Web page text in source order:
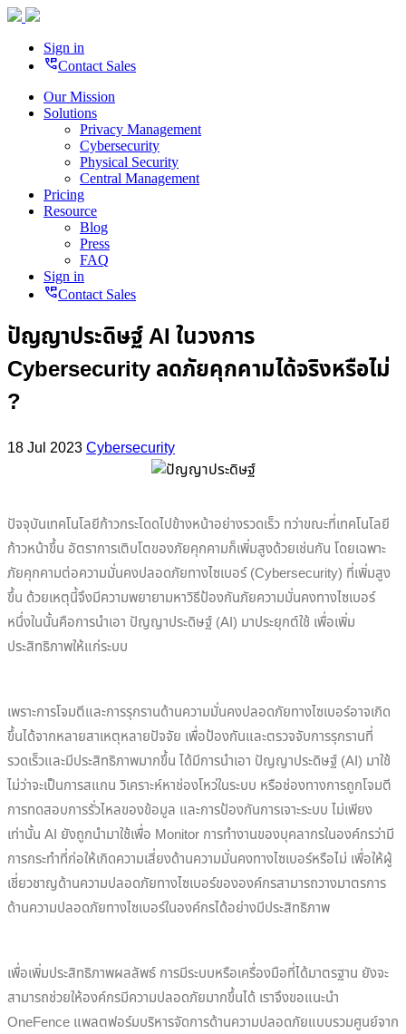
Sign in
perm_phone_msgContact Sales
Our Mission
Solutions
Privacy Management
Cybersecurity
Physical Security
Central Management
Pricing
Resource
Blog
Press
FAQ
Sign in
perm_phone_msgContact Sales
ปัญญาประดิษฐ์ AI ในวงการ
Cybersecurity ลดภัยคุกคามได้จริงหรือไม่
?
18 Jul 2023Cybersecurity
ปัจจุบันเทคโนโลยีก้าวกระโดดไปข้างหน้าอย่างรวดเร็ว ทว่าขณะที่เทคโนโลยี
ก้าวหน้าขึ้น อัตราการเติบโตของภัยคุกคามก็เพิ่มสูงด้วยเช่นกัน โดยเฉพาะ
ภัยคุกคามต่อความมั่นคงปลอดภัยทางไซเบอร์ (Cybersecurity) ที่เพิ่มสูง
ขึ้น ด้วยเหตุนี้จึงมีความพยายามหาวิธีป้องกันภัยความมั่นคงทางไซเบอร์
หนึ่งในนั้นคือการนำเอา ปัญญาประดิษฐ์ (AI) มาประยุกต์ใช้ เพื่อเพิ่ม
ประสิทธิภาพให้แก่ระบบ
เพราะการโจมตีและการรุกรานด้านความมั่นคงปลอดภัยทางไซเบอร์อาจเกิด
ขึ้นได้จากหลายสาเหตุหลายปัจจัย เพื่อป้องกันและตรวจจับการรุกรานที่
รวดเร็วและมีประสิทธิภาพมากขึ้น ได้มีการนำเอา ปัญญาประดิษฐ์ (AI) มาใช้
ไม่ว่าจะเป็นการสแกน วิเคราะห์หาช่องโหว่ในระบบ หรือช่องทางการถูกโจมตี
การทดสอบการรั่วไหลของข้อมูล และการป้องกันการเจาะระบบ ไม่เพียง
เท่านั้น AI ยังถูกนำมาใช้เพื่อ Monitor การทำงานของบุคลากรในองค์กรว่ามี
การกระทำที่ก่อให้เกิดความเสี่ยงด้านความมั่นคงทางไซเบอร์หรือไม่ เพื่อให้ผู้
เชี่ยวชาญด้านความปลอดภัยทางไซเบอร์ขององค์กรสามารถวางมาตรการ
ด้านความปลอดภัยทางไซเบอร์ในองค์กรได้อย่างมีประสิทธิภาพ
เพื่อเพิ่มประสิทธิภาพผลลัพธ์ การมีระบบหรือเครื่องมือที่ได้มาตรฐาน ยังจะ
สามารถช่วยให้องค์กรมีความปลอดภัยมากขึ้นได้ เราจึงขอแนะนำ
OneFence แพลตฟอร์มบริหารจัดการด้านความปลอดภัยแบบรวมศูนย์จาก